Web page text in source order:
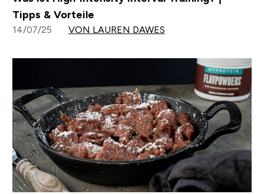
Tipps & Vorteile
14/07/25 VON LAUREN DAWES